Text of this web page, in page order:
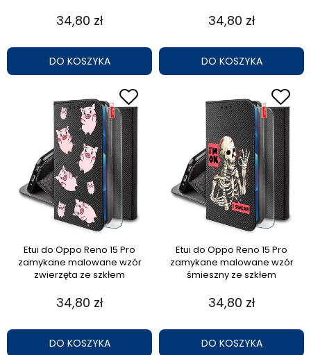
34,80 zł
DO KOSZYKA
34,80 zł
DO KOSZYKA
Etui do Oppo Reno 15 Pro
zamykane malowane wzór
zwierzęta ze szkłem
34,80 zł
DO KOSZYKA
Etui do Oppo Reno 15 Pro
zamykane malowane wzór
śmieszny ze szkłem
34,80 zł
DO KOSZYKA